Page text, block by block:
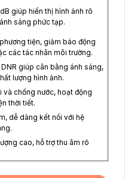
giúp hiển thị hình ảnh rõ
sáng phức tạp.
tiện, giảm báo động
các tác nhân môi trường.
giúp cân bằng ánh sáng,
lượng hình ảnh.
chống nước, hoạt động
thời tiết.
dễ dàng kết nối với hệ
cao, hỗ trợ thu âm rõ